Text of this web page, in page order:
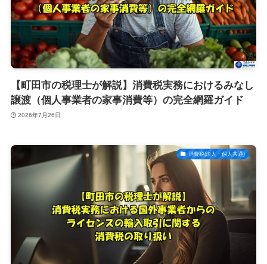
【町田市の税理士が解説】消費税実務におけるみなし
譲渡（個人事業者の家事消費等）の完全網羅ガイド
2026年7月26日
消費税(法人・個人共通)